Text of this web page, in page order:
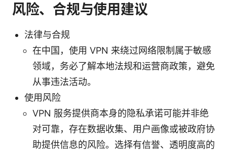
风险、合规与使用建议
法律与合规
在中国，使用 VPN 来绕过网络限制属于敏感
领域，务必了解本地法规和运营商政策，避免
从事违法活动。
使用风险
VPN 服务提供商本身的隐私承诺可能并非绝
对可靠，存在数据收集、用户画像或被政府协
助提供信息的风险。选择有信誉、透明度高的